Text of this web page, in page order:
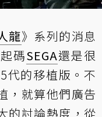
龍》系列的消息
碼SEGA還是很
代的移植版。不
，就算他們廣告
的討論熱度，從